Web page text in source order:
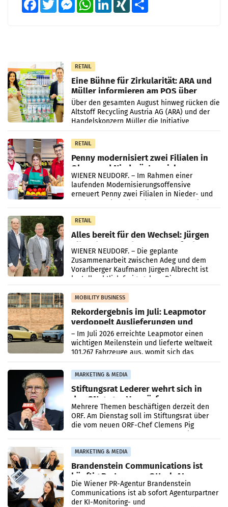
RETAIL
Eine Bühne für Zirkularität: ARA und
Müller informieren am POS über
Kreislauffähigkeit
Über den gesamten August hinweg rücken die
Altstoff Recycling Austria AG (ARA) und der
Handelskonzern Müller die Initiative
„Kreislauf-Helden“ in allen österreichischen
Müller-Filialen
RETAIL
Penny modernisiert zwei Filialen in
Ober- und Niederösterreich
WIENER NEUDORF. – Im Rahmen einer
laufenden Modernisierungsoffensive
erneuert Penny zwei Filialen in Nieder- und
RETAIL
Alles bereit für den Wechsel: Jürgen
Albrecht setzt ab 1.1.2027 auf Adeg
WIENER NEUDORF. – Die geplante
Zusammenarbeit zwischen Adeg und dem
Vorarlberger Kaufmann Jürgen Albrecht ist
kartellrechtlich freigegeben: Die
Bundeswettbewerbsbehörde und der
Bundeskartellanwalt
MOBILITY BUSINESS
Rekordergebnis im Juli: Leapmotor
verdoppelt Auslieferungen und
überschreitet die 100.000er-Marke
– Im Juli 2026 erreichte Leapmotor einen
wichtigen Meilenstein und lieferte weltweit
101.267 Fahrzeuge aus, womit sich das
Ergebnis gegenüber Juli 2025 mehr als
verdoppelte (+102
MARKETING & MEDIA
Stiftungsrat Lederer wehrt sich in
den SN gegen Vorwürfe
Mehrere Themen beschäftigen derzeit den
ORF. Am Dienstag soll im Stiftungsrat über
die vom neuen ORF-Chef Clemens Pig
MARKETING & MEDIA
Brandenstein Communications ist
künftig Partner von OtterlyAI
Die Wiener PR-Agentur Brandenstein
Communications ist ab sofort Agenturpartner
der KI-Monitoring- und